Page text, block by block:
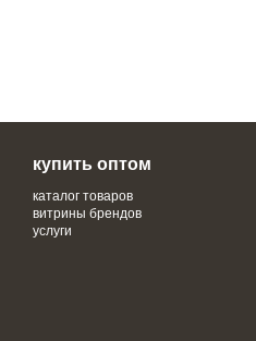
купить оптом
каталог товаров
витрины брендов
услуги